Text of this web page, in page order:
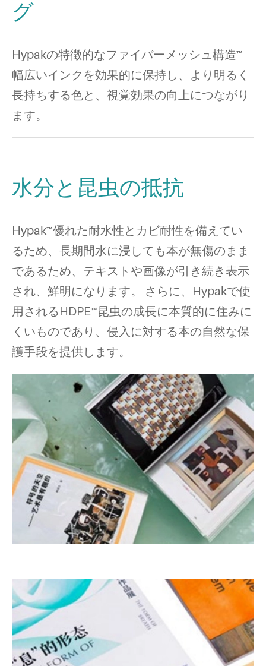
グ
Hypakの特徴的なファイバーメッシュ構造™
幅広いインクを効果的に保持し、より明るく
長持ちする色と、視覚効果の向上につながり
ます。
水分と昆虫の抵抗
Hypak™優れた耐水性とカビ耐性を備えてい
るため、長期間水に浸しても本が無傷のまま
であるため、テキストや画像が引き続き表示
され、鮮明になります。 さらに、Hypakで使
用されるHDPE™昆虫の成長に本質的に住みに
くいものであり、侵入に対する本の自然な保
護手段を提供します。